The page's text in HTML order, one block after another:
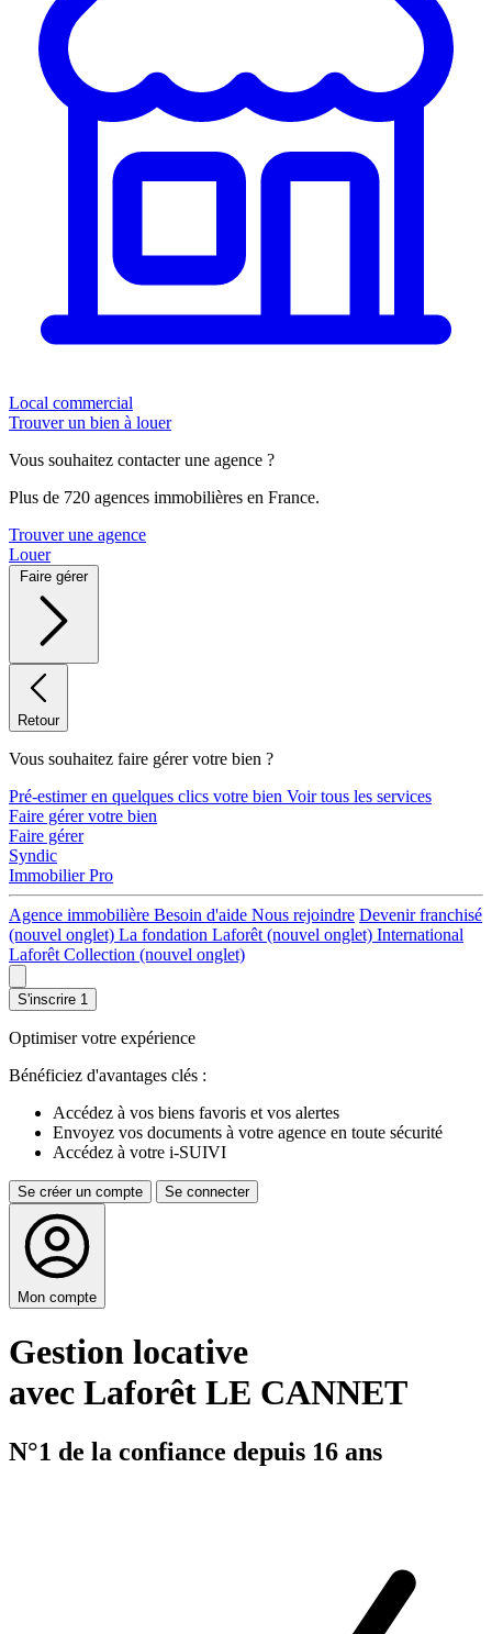
Local commercial
Trouver un bien à louer
Vous souhaitez contacter une agence ?
Plus de 720 agences immobilières en France.
Trouver une agence
Louer
Faire gérer
Retour
Vous souhaitez faire gérer votre bien ?
Pré-estimer en quelques clics votre bien Voir tous les services
Faire gérer votre bien
Faire gérer
Syndic
Immobilier Pro
Agence immobilière Besoin d'aide Nous rejoindre Devenir franchisé
(nouvel onglet) La fondation Laforêt (nouvel onglet) International
Laforêt Collection (nouvel onglet)
S'inscrire 1
Optimiser votre expérience
Bénéficiez d'avantages clés :
Accédez à vos biens favoris et vos alertes
Envoyez vos documents à votre agence en toute sécurité
Accédez à votre i-SUIVI
Se créer un compte Se connecter
Mon compte
Gestion locative
avec Laforêt LE CANNET
N°1 de la confiance depuis 16 ans